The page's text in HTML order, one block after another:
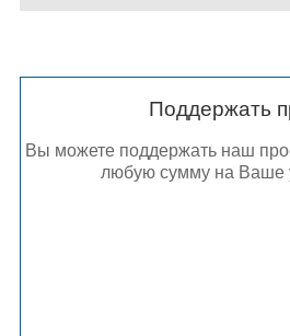
Поддержать
Вы можете поддержать наш
любую сумму на Ваше